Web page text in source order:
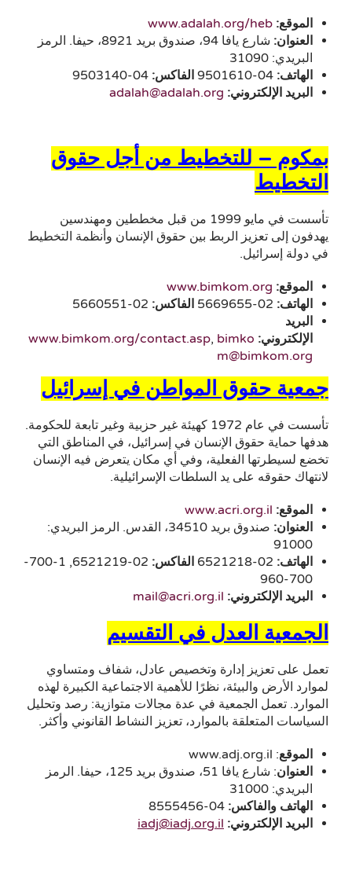
الموقع: www.adalah.org/heb
العنوان:
شارع يافا 94، صندوق بريد 8921، حيفا. الرمز
البريدي: 31090
الهاتف: الفاكس:
البريد الإلكتروني: adalah@adalah.org
بمكوم – للتخطيط من أجل حقوق
التخطيط
تأسست في مايو 1999 من قبل مخططين ومهندسين
يهدفون إلى تعزيز الربط بين حقوق الإنسان وأنظمة التخطيط
في دولة إسرائيل.
الموقع: www.bimkom.org
الهاتف: الفاكس:
البريد
الإلكتروني:
www.bimkom.org/contact.asp, bimko
m@bimkom.org
جمعية حقوق المواطن في إسرائيل
تأسست في عام 1972 كهيئة غير حزبية وغير تابعة للحكومة.
هدفها حماية حقوق الإنسان في إسرائيل، في المناطق التي
تخضع لسيطرتها الفعلية، وفي أي مكان يتعرض فيه الإنسان
لانتهاك حقوقه على يد السلطات الإسرائيلية.
الموقع: www.acri.org.il
العنوان:
صندوق بريد 34510، القدس. الرمز البريدي:
91000
الهاتف: الفاكس:
02-6521219, 1-700-
700-960
البريد الإلكتروني: mail@acri.org.il
الجمعية العدل في التقسيم
تعمل على تعزيز إدارة وتخصيص عادل، شفاف ومتساوي
لموارد الأرض والبيئة، نظرًا للأهمية الاجتماعية الكبيرة لهذه
الموارد. تعمل الجمعية في عدة مجالات متوازية: رصد وتحليل
السياسات المتعلقة بالموارد، تعزيز النشاط القانوني وأكثر.
الموقع: www.adj.org.il
العنوان
: شارع يافا 51، صندوق بريد 125، حيفا. الرمز
البريدي: 31000
الهاتف والفاكس:
البريد الإلكتروني: iadj@iadj.org.il